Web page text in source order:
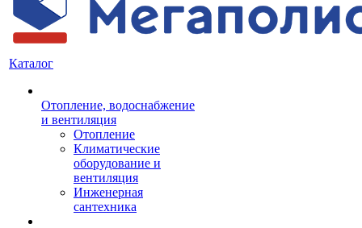
Каталог
Отопление, водоснабжение
и вентиляция
Отопление
Климатические
оборудование и
вентиляция
Инженерная
сантехника